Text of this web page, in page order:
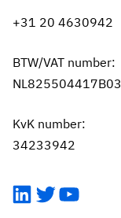
+31 20 4630942
BTW/VAT number:
NL825504417B03
KvK number:
34233942
LinkedIn
TwitterYouTube